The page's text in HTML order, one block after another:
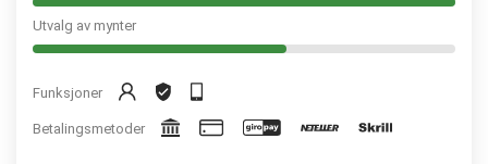
Utvalg av mynter
Funksjoner
Betalingsmetoder